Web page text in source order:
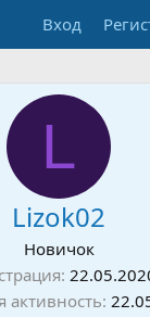
Вход
L
Lizok02
Новичок
активность